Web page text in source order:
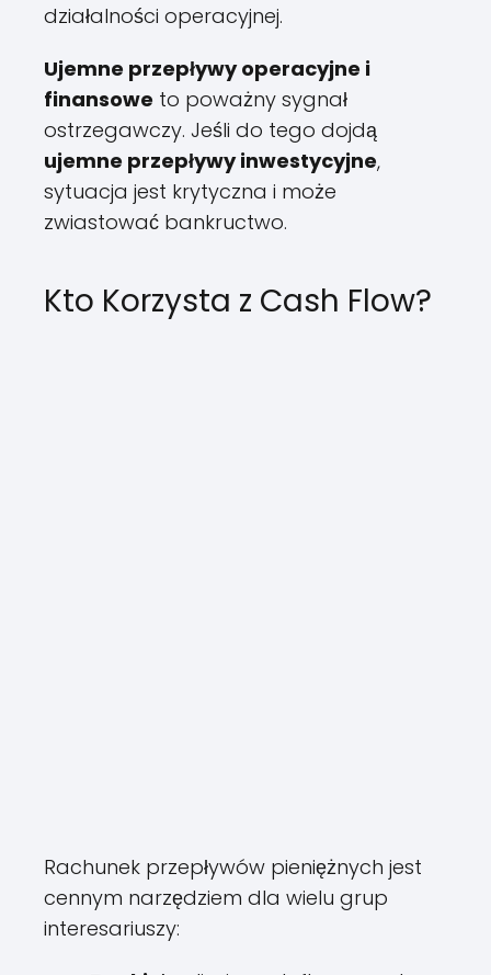
działalności operacyjnej.
Ujemne przepływy operacyjne i
finansowe to poważny sygnał
ostrzegawczy. Jeśli do tego dojdą
ujemne przepływy inwestycyjne,
sytuacja jest krytyczna i może
zwiastować bankructwo.
Kto Korzysta z Cash Flow?
Rachunek przepływów pieniężnych jest
cennym narzędziem dla wielu grup
interesariuszy: